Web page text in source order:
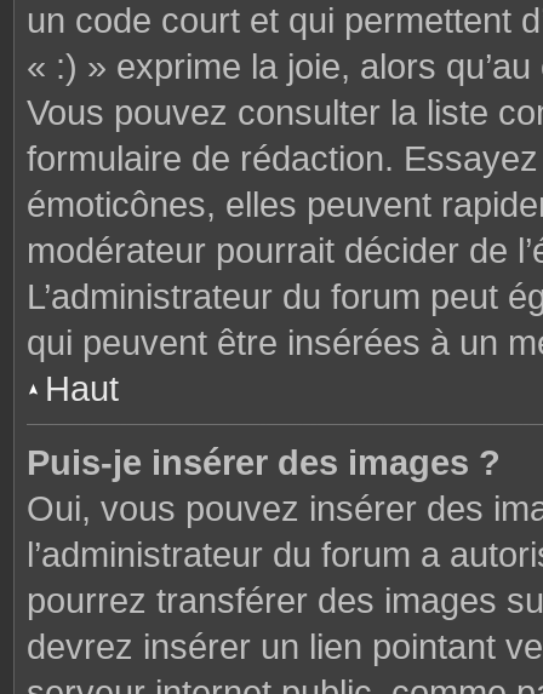
un code court et qui permettent
« :) » exprime la joie, alors
Vous pouvez consulter la liste
formulaire de rédaction.
émoticônes, elles peuvent
modérateur pourrait décider de
L’administrateur du forum peut
qui peuvent être insérées à un
Haut
Puis-je insérer des images ?
Oui, vous pouvez insérer des
l’administrateur du forum a
pourrez transférer des images
devrez insérer un lien pointant